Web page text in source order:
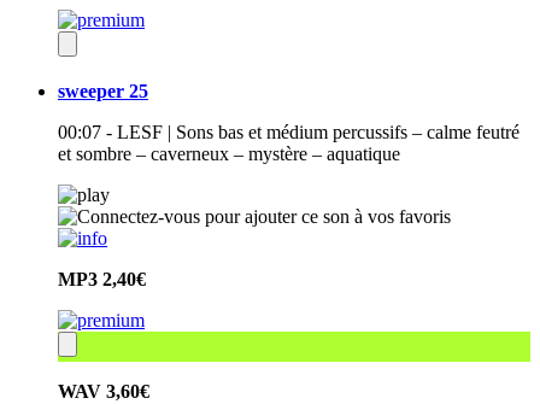
sweeper 25
00:07 - LESF | Sons bas et médium percussifs – calme feutré
et sombre – caverneux – mystère – aquatique
MP3 2,40€
WAV 3,60€